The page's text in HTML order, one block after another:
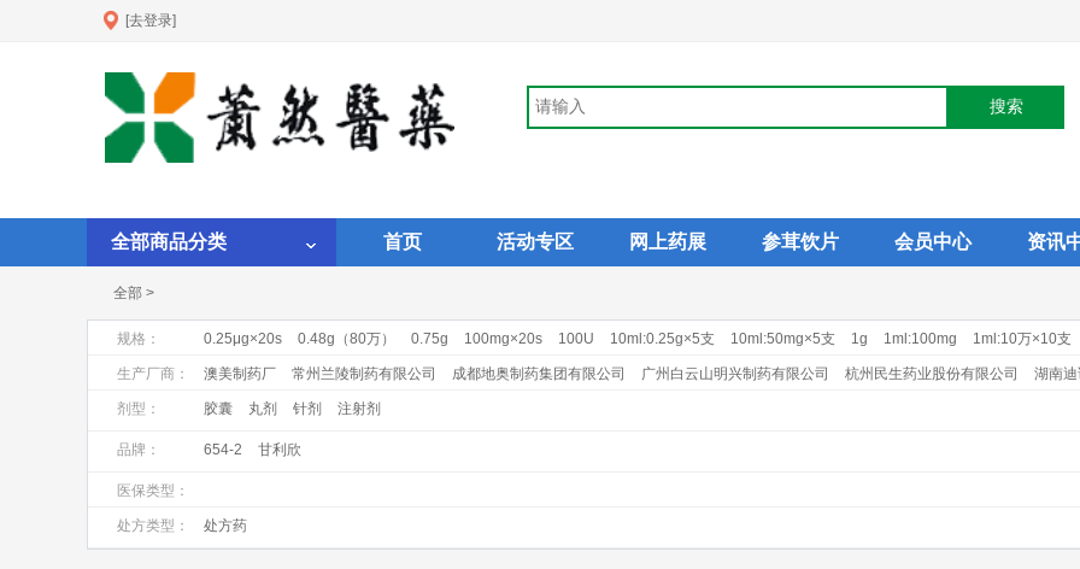
[去登录]
全部商品分类 首页 活动专区 网上药展 参茸饮片 会员中心 资讯
全部 >
规格： 0.25μg×20s 0.48g（80万） 0.75g 100mg×20s 100U 10ml:0.25g×5支 10ml:50mg×5支 1g 1ml:100mg 1ml:10万×10支
1ml:1mg×10支
1ml:1mgX10支 1ml:20mg:×10支 1ml:25mg×10支 20mg×14s 250mg×24s 2g 2ml:0.1g×10支
生产厂商： 澳美制药厂 常州兰陵制药有限公司 成都地奥制药集团有限公司 广州白云山明兴制药有限公司 杭州民生药业股份有限公司
湖南迪
昆明积大制药股份有限公司
浙江瑞新药业股份有限公司
剂型： 胶囊 丸剂 针剂 注射剂
品牌： 654-2 甘利欣
医保类型：
处方类型： 处方药